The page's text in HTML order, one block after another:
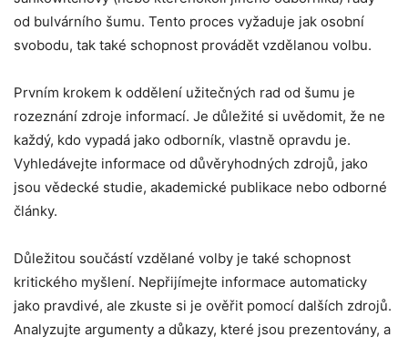
od bulvárního šumu. Tento proces vyžaduje jak osobní
svobodu, tak také schopnost provádět vzdělanou volbu.
Prvním krokem k oddělení užitečných rad od šumu je
rozeznání zdroje informací. Je důležité si uvědomit, že ne
každý, kdo vypadá jako odborník, vlastně opravdu je.
Vyhledávejte informace od důvěryhodných zdrojů, jako
jsou vědecké studie, akademické publikace nebo odborné
články.
Důležitou součástí vzdělané volby je také schopnost
kritického myšlení. Nepřijímejte informace automaticky
jako pravdivé, ale zkuste si je ověřit pomocí dalších zdrojů.
Analyzujte argumenty a důkazy, které jsou prezentovány, a